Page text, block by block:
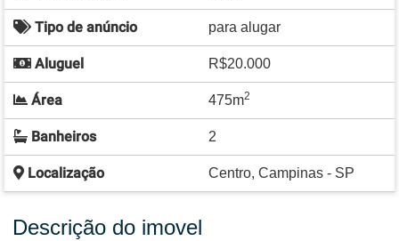
Tipo de anúncio para alugar
Aluguel R$20.000
Área 475m2
Banheiros 2
Localização Centro, Campinas - SP
Descrição do imovel